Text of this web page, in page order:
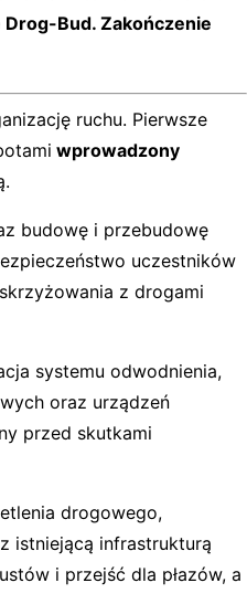
Bud. Zakończenie
ruchu. Pierwsze
wprowadzony
budowę i przebudowę
uczestników
z drogami
systemu odwodnienia,
oraz urządzeń
przed skutkami
drogowego,
istniejącą infrastrukturą
i przejść dla płazów, a